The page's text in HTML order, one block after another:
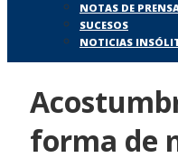
NOTAS DE
SUCESOS
NOTICIAS
forma de